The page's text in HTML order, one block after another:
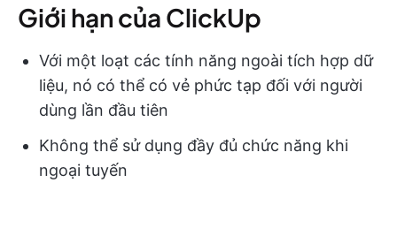
Giới hạn của ClickUp
Với một loạt các tính năng ngoài tích hợp dữ
liệu, nó có thể có vẻ phức tạp đối với người
dùng lần đầu tiên
Không thể sử dụng đầy đủ chức năng khi
ngoại tuyến